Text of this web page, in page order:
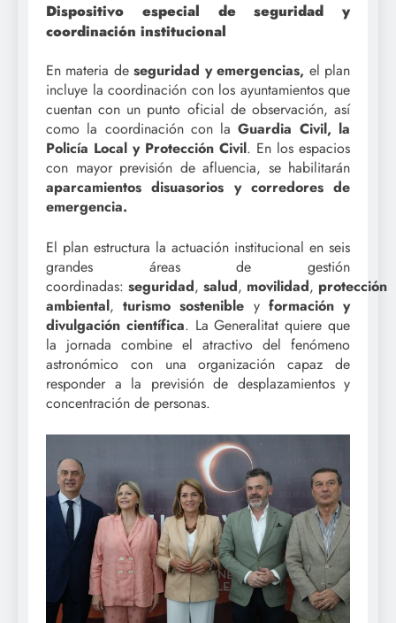
Dispositivo especial de seguridad y
coordinación institucional
En materia deseguridad y emergencias, el plan
incluye la coordinación con los ayuntamientos que
cuentan con un punto oficial de observación, así
como la coordinación con laGuardia Civil, la
Policía Local y Protección Civil. En los espacios
con mayor previsión de afluencia, se habilitarán
aparcamientos disuasorios y corredores de
emergencia.
El plan estructura la actuación institucional en seis
grandes áreas de gestión
coordinadas: seguridad, salud, movilidad, protección
ambiental,turismo sostenible y formación y
divulgación científica. La Generalitat quiere que
la jornada combine el atractivo del fenómeno
astronómico con una organización capaz de
responder a la previsión de desplazamientos y
concentración de personas.